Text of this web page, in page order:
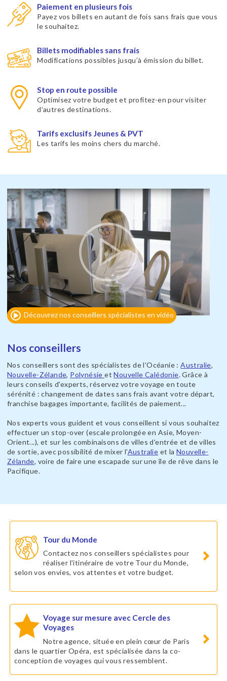
Paiement en plusieurs fois
Payez vos billets en autant de fois sans frais que vous
le souhaitez.
Billets modifiables sans frais
Modifications possibles jusqu’à émission du billet.
Stop en route possible
Optimisez votre budget et profitez-en pour visiter
d’autres destinations.
Tarifs exclusifs Jeunes & PVT
Les tarifs les moins chers du marché.
Découvrez nos conseillers spécialistes en vidéo
Nos conseillers
Nos conseillers sont des spécialistes de l'Océanie :Australie,
Nouvelle-Zélande, PolynésieetNouvelle Calédonie. Grâce à
leurs conseils d'experts, réservez votre voyage en toute
sérénité : changement de dates sans frais avant votre départ,
franchise bagages importante, facilités de paiement...
Nos experts vous guident et vous conseillent si vous souhaitez
effectuer un stop-over (escale prolongée en Asie, Moyen-
Orient...), et sur les combinaisons de villes d'entrée et de villes
de sortie, avec possibilité de mixer l'Australie et laNouvelle-
Zélande, voire de faire une escapade sur une île de rêve dans le
Pacifique.
Tour du Monde
Contactez nos conseillers spécialistes pour
réaliser l'itinéraire de votre Tour du Monde,
selon vos envies, vos attentes et votre budget.
Voyage sur mesure avec Cercle des
Voyages
Notre agence, située en plein cœur de Paris
dans le quartier Opéra, est spécialisée dans la co-
conception de voyages qui vous ressemblent.